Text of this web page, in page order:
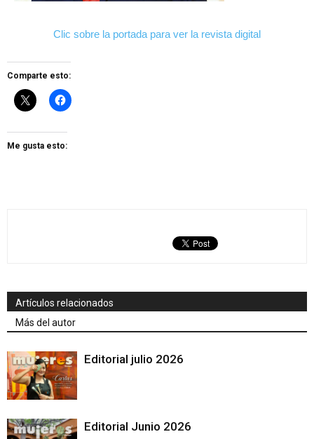
Clic sobre la portada para ver la revista digital
Comparte esto:
Me gusta esto:
Artículos relacionados
Más del autor
Editorial julio 2026
Editorial Junio 2026